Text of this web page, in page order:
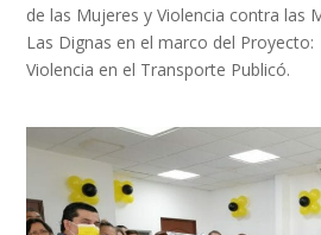
de las Mujeres y Violencia contra las
Las Dignas en el marco del
Violencia en el Transporte Publicó.